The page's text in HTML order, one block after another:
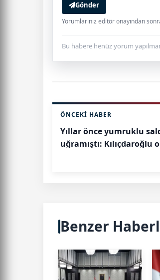
Gönder
Yorumlarınız editör onayından
Bu habere henüz yorum
ÖNCEKI HABER
Yıllar önce yumruklu
uğramıştı: Kılıçdaroğlu
Benzer